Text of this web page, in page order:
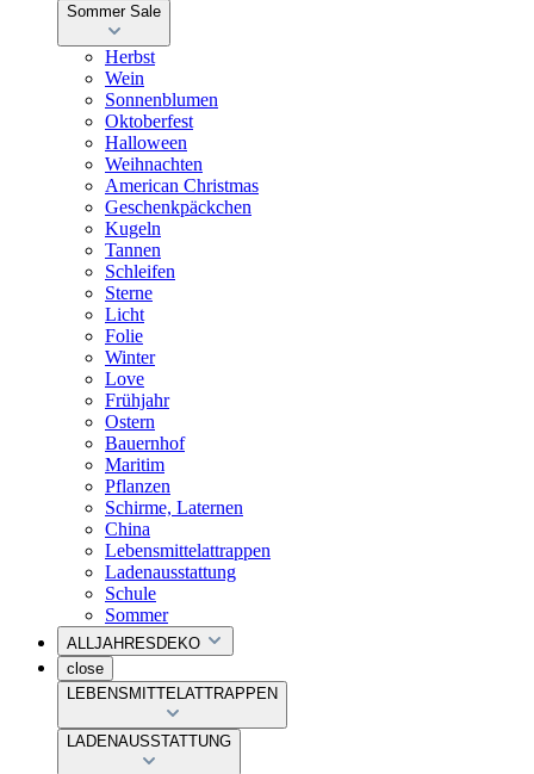
Sommer Sale
Herbst
Wein
Sonnenblumen
Oktoberfest
Halloween
Weihnachten
American Christmas
Geschenkpäckchen
Kugeln
Tannen
Schleifen
Sterne
Licht
Folie
Winter
Love
Frühjahr
Ostern
Bauernhof
Maritim
Pflanzen
Schirme, Laternen
China
Lebensmittelattrappen
Ladenausstattung
Schule
Sommer
ALLJAHRESDEKO
close
LEBENSMITTELATTRAPPEN
LADENAUSSTATTUNG